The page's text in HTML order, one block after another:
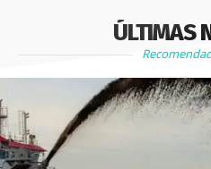
ÚLTIMAS